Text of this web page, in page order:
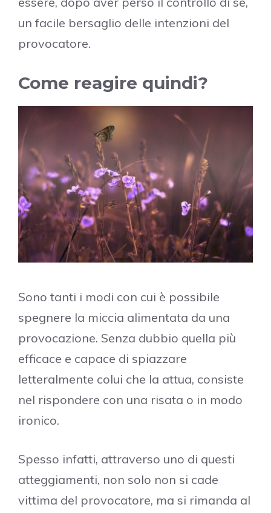
un facile bersaglio delle intenzioni del
provocatore.
Come reagire quindi?
Sono tanti i modi con cui è possibile
spegnere la miccia alimentata da una
provocazione. Senza dubbio quella più
efficace e capace di spiazzare
letteralmente colui che la attua, consiste
nel rispondere con una risata o in modo
ironico.
Spesso infatti, attraverso uno di questi
atteggiamenti, non solo non si cade
vittima del provocatore, ma si rimanda al